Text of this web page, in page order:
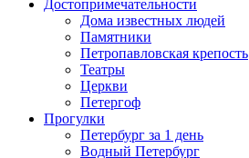
Достопримечательности
Дома известных людей
Памятники
Петропавловская крепость
Театры
Церкви
Петергоф
Прогулки
Петербург за 1 день
Водный Петербург